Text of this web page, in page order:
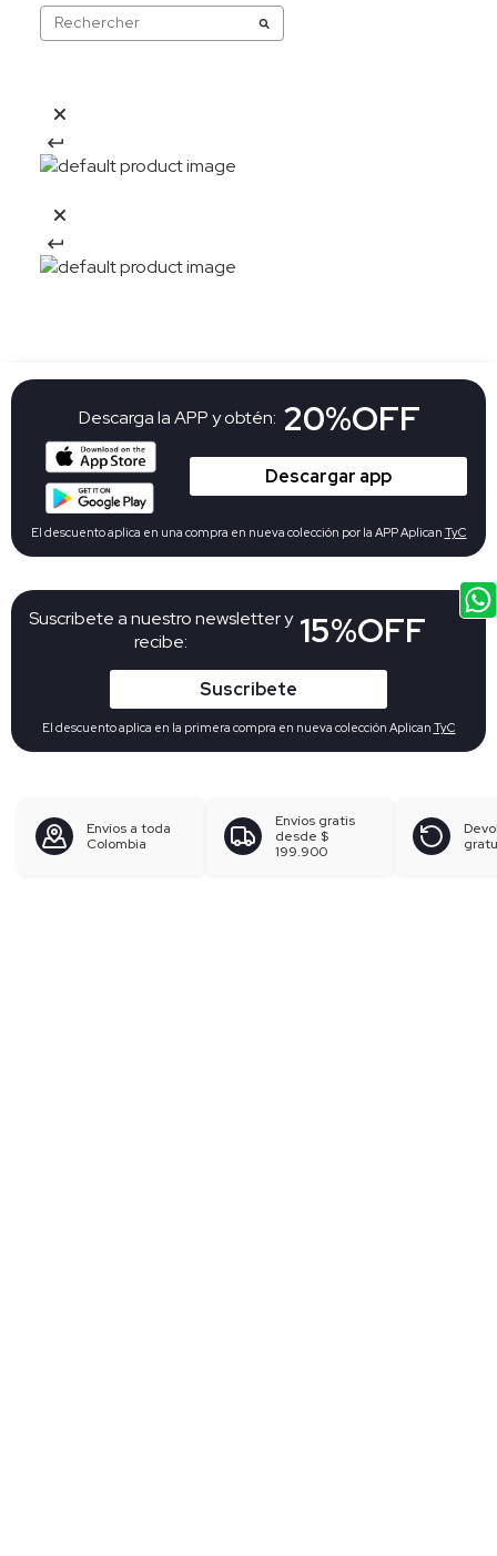
Suscribete a nuestro newsletter y
recibe:
15%OFF
Suscribete
El descuento aplica en la primera compra en nueva colección Aplican TyC
Descarga la APP y obtén: 20%OFF
Descargar app
El descuento aplica en una compra en nueva colección por la APP Aplican TyC
Envíos a toda
Colombia
Envíos gratis
desde $
199.900